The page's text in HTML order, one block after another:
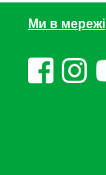
Ми в мережі